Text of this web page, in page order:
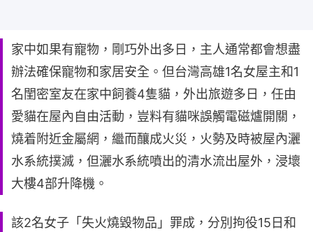
家中如果有寵物，剛巧外出多日，主人通常都會想盡
辦法確保寵物和家居安全。但台灣高雄1名女屋主和1
名閨密室友在家中飼養4隻貓，外出旅遊多日，任由
愛貓在屋內自由活動，豈料有貓咪誤觸電磁爐開關，
燒着附近金屬網，繼而釀成火災，火勢及時被屋內灑
水系統撲滅，但灑水系統噴出的清水流出屋外，浸壞
大樓4部升降機。
該2名女子「失火燒毀物品」罪成，分別拘役15日和